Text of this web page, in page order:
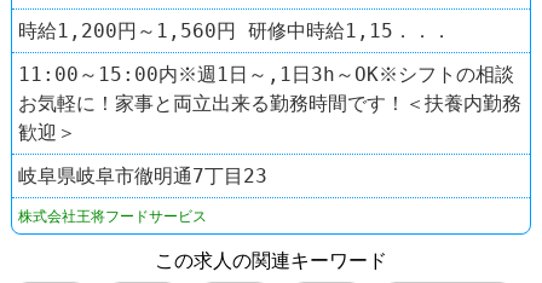
時給1,200円～1,560円 研修中時給1,15．．．
11:00～15:00内※週1日～,1日3h～OK※シフトの相談
お気軽に！家事と両立出来る勤務時間です！＜扶養内勤務
歓迎＞
岐阜県岐阜市徹明通7丁目23
株式会社王将フードサービス
この求人の関連キーワード